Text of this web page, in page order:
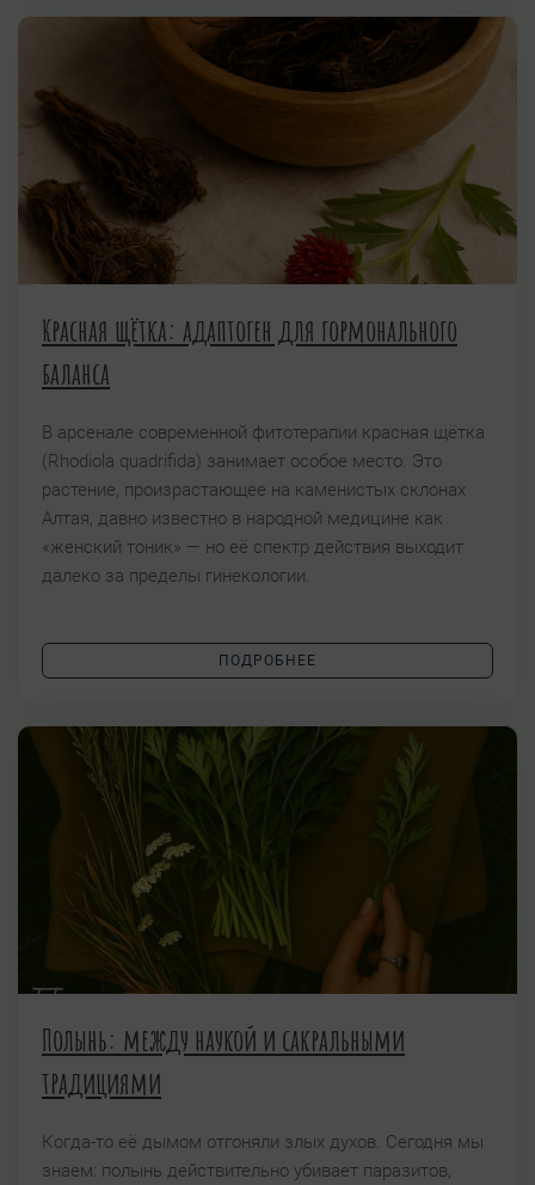
Красная щётка: адаптоген для гормонального
баланса
В арсенале современной фитотерапии красная щётка
(Rhodiola quadrifida) занимает особое место. Это
растение, произрастающее на каменистых склонах
Алтая, давно известно в народной медицине как
«женский тоник» — но её спектр действия выходит
далеко за пределы гинекологии.
ПОДРОБНЕЕ
Полынь: между наукой и сакральными
традициями
Когда-то её дымом отгоняли злых духов. Сегодня мы
знаем: полынь действительно убивает паразитов,